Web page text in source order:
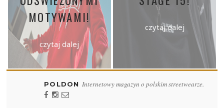
MOTYWAMI!
czytaj dalej
czytaj dalej
POLDON Internetowy magazyn o polskim streetwearze.